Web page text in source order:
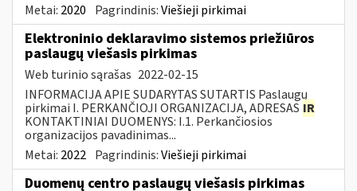
Metai: 2020 Pagrindinis:Viešieji pirkimai
Elektroninio deklaravimo sistemos priežiūros
paslaugų viešasis pirkimas
Web turinio sąrašas 2022-02-15
INFORMACIJA APIE SUDARYTAS SUTARTIS Paslaugų
pirkimai I. PERKANČIOJI ORGANIZACIJA, ADRESAS IR
KONTAKTINIAI DUOMENYS: I.1. Perkančiosios
organizacijos pavadinimas...
Metai: 2022 Pagrindinis:Viešieji pirkimai
Duomenų centro paslaugų viešasis pirkimas